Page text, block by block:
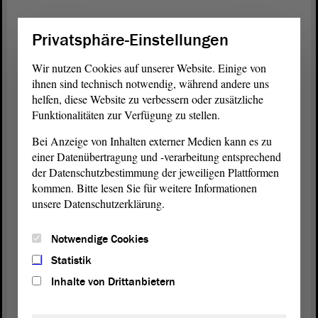
Erst in dieser Woche erschien auf „tagesschau.de“
ein Artikel von Ulrich Mendgen, der bilanziert ich
„Die Folgen der schrumpfenden Einwohnerzahl
werden einschneidend sein. Zu erwarten ist, dass
immer mehr Japaner so lange berufstätig bleiben,
wie es irgendwie geht. Im Alter kommt der
Nachwuchsmangel in der Pflege erschwerend
hinzu. Menschen im vorgerückten Alter werden die
Hochbetagten betreuen müssen. Die
vergleichsweise wenigen Jungen werden dafür
Der Chefökonom von Fujitsu wird in diesem
Artikel mit der Einschätzung zitiert: „Wohlstand
Privatsphäre-Einstellungen
Wir nutzen Cookies auf unserer Website. Einige von
ihnen sind technisch notwendig, während andere uns
helfen, diese Website zu verbessern oder zusätzliche
Funktionalitäten zur Verfügung zu stellen.
Bei Anzeige von Inhalten externer Medien kann es zu
einer Datenübertragung und -verarbeitung entsprechend
der Datenschutzbestimmung der jeweiligen Plattformen
kommen. Bitte lesen Sie für weitere Informationen
unsere Datenschutzerklärung.
Notwendige Cookies
Statistik
Inhalte von Drittanbietern